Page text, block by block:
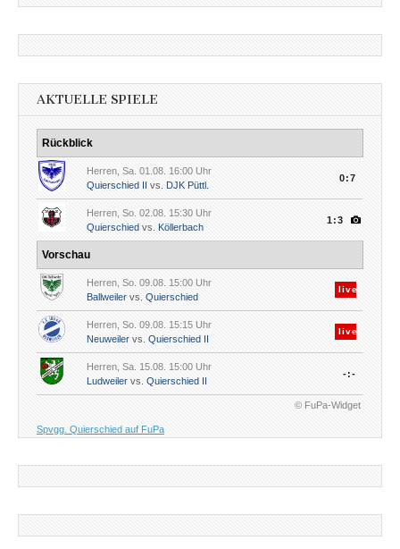
AKTUELLE SPIELE
Rückblick
Herren, Sa. 01.08. 16:00 Uhr
Quierschied II vs. DJK Püttl.
0:7
Herren, So. 02.08. 15:30 Uhr
Quierschied vs. Köllerbach
1:3
Vorschau
Herren, So. 09.08. 15:00 Uhr
Ballweiler vs. Quierschied
live
Herren, So. 09.08. 15:15 Uhr
Neuweiler vs. Quierschied II
live
Herren, Sa. 15.08. 15:00 Uhr
Ludweiler vs. Quierschied II
-:-
© FuPa-Widget
Spvgg. Quierschied auf FuPa